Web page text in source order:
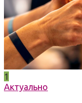
1
Актуально